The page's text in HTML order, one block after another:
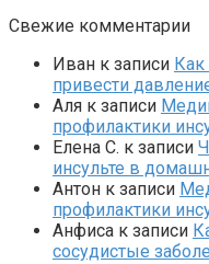
Свежие комментарии
Иван к записи Как
привести
Аля к записи
профилактики
Елена С. к записи
инсульте в
Антон к записи
профилактики
Анфиса к записи
сосудистые